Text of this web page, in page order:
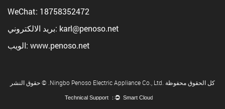
WeChat: 18758352472
بريد الالكتروني: karl@penoso.net
الويب: www.penoso.net
حقوق النشر © .Ningbo Penoso Electric Appliance Co., Ltd. كل الحقوق محفوظة